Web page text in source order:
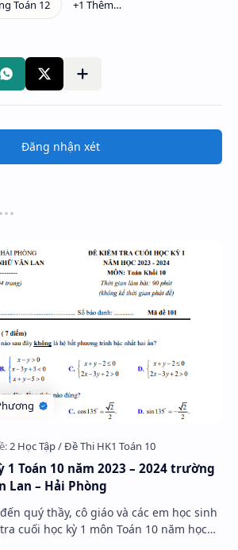
Đăng nhận xét
1 Toán 10 năm 2023 – 2024 trường
Lan – Hải Phòng
quý thầy, cô giáo và các em học sinh
cuối học kỳ 1 môn Toán 10 năm học